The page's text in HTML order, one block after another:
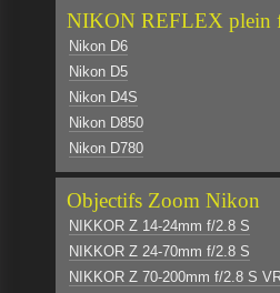
NIKON REFLEX plein
Nikon D6
Nikon D5
Nikon D4S
Nikon D850
Nikon D780
Objectifs Zoom Nikon
NIKKOR Z 14-24mm f/2.8 S
NIKKOR Z 24-70mm f/2.8 S
NIKKOR Z 70-200mm f/2.8 S